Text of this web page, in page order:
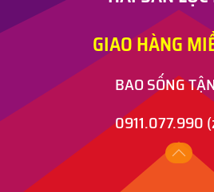
GIAO HÀNG
BAO SỐNG
0911.077.990